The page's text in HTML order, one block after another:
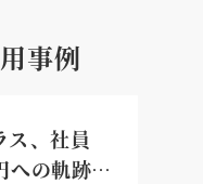
事例
ス、社員
への軌跡